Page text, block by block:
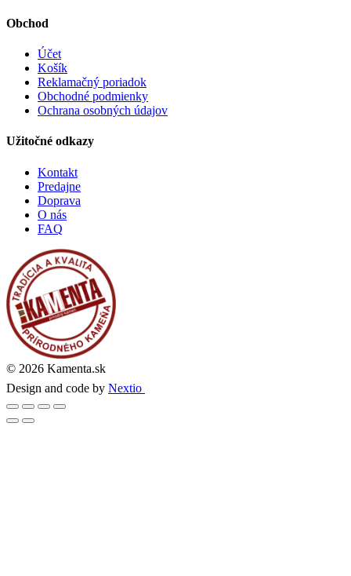
Obchod
Účet
Košík
Reklamačný poriadok
Obchodné podmienky
Ochrana osobných údajov
Užitočné odkazy
Kontakt
Predajne
Doprava
O nás
FAQ
© 2026 Kamenta.sk
Design and code by Nextio